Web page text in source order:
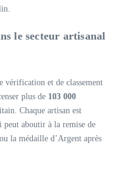
le secteur artisanal
vérification et de classement
plus de 103 000
Chaque artisan est
peut aboutir à la remise de
ou la médaille d’Argent après